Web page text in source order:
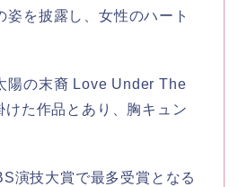
姿を披露し、女性のハート
陽の末裔 Love Under The
た作品とあり、胸キュン
演技大賞で最多受賞となる